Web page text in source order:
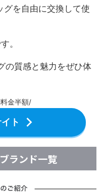
を自由に交換して使
。
の質感と魅力をぜひ体
金半額/
ト
ランド一覧